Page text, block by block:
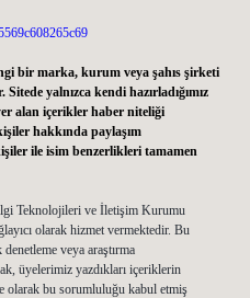
bir marka, kurum veya şahıs şirketi
yalnızca kendi hazırladığımız
alan içerikler haber niteliği
hakkında paylaşım
ile isim benzerlikleri tamamen
Teknolojileri ve İletişim Kurumu
olarak hizmet vermektedir. Bu
veya araştırma
üyelerimiz yazdıkları içeriklerin
olarak bu sorumluluğu kabul etmiş